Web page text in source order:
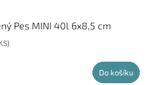
Pes MINI 40l 6x8,5 cm
Do košíku